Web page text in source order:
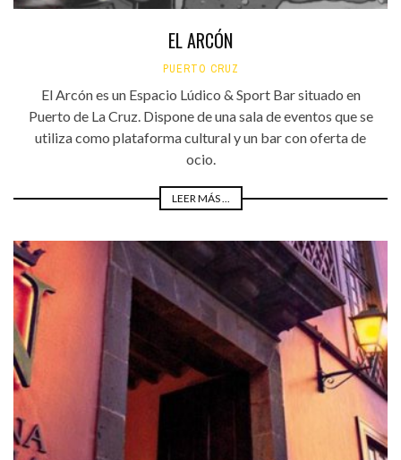
EL ARCÓN
PUERTO CRUZ
El Arcón es un Espacio Lúdico & Sport Bar situado en
Puerto de La Cruz. Dispone de una sala de eventos que se
utiliza como plataforma cultural y un bar con oferta de
ocio.
LEER MÁS ...